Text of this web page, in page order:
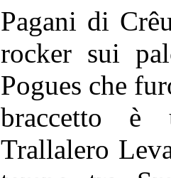
Pagani di
rocker sui
Pogues che
braccetto è
Trallalero